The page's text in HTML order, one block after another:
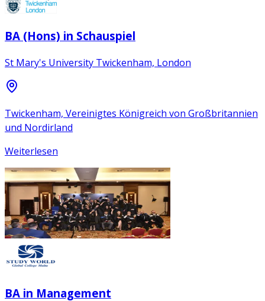
BA (Hons) in Schauspiel
St Mary's University Twickenham, London
Twickenham, Vereinigtes Königreich von Großbritannien
und Nordirland
Weiterlesen
BA in Management